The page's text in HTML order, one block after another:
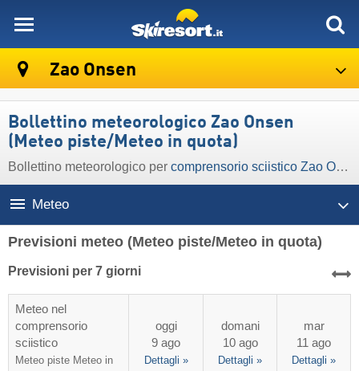
Zao Onsen
Bollettino meteorologico Zao Onsen
(Meteo piste/Meteo in quota)
Bollettino meteorologico per comprensorio sciistico Zao Onsen
Meteo
Previsioni meteo (Meteo piste/Meteo in quota)
Previsioni per 7 giorni
Meteo nel
comprensorio
sciistico
Meteo piste Meteo in
oggi
9 ago
Dettagli »
domani
10 ago
Dettagli »
mar
11 ago
Dettagli »